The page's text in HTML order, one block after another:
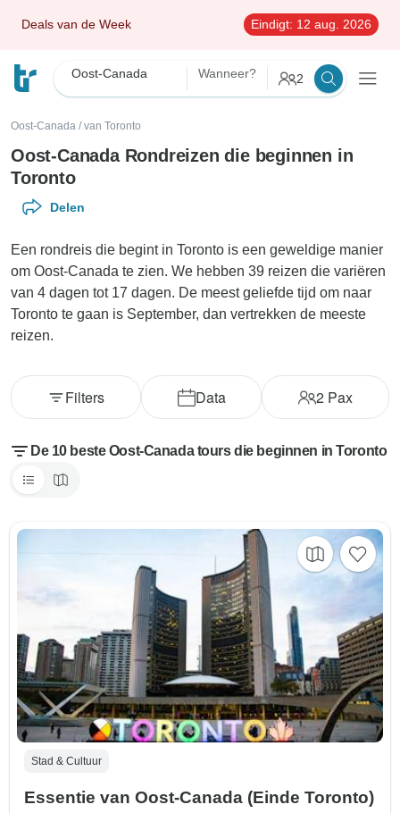
Deals van de Week Eindigt: 12 aug. 2026
Oost-Canada Wanneer? 2
Oost-Canada / van Toronto
Oost-Canada Rondreizen die beginnen in
Toronto
Delen
Een rondreis die begint in Toronto is een geweldige manier
om Oost-Canada te zien. We hebben 39 reizen die variëren
van 4 dagen tot 17 dagen. De meest geliefde tijd om naar
Toronto te gaan is September, dan vertrekken de meeste
reizen.
Data 2 Pax
Filters
De 10 beste Oost-Canada tours die beginnen in Toronto
Stad & Cultuur
Essentie van Oost-Canada (Einde Toronto)